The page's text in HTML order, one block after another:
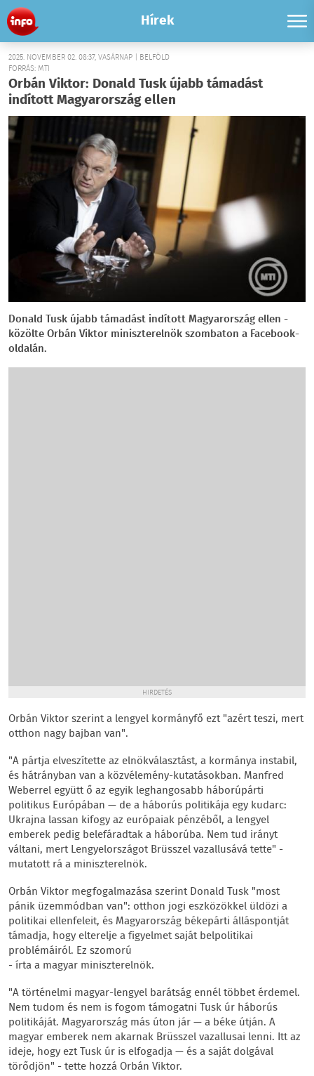
Hírek
2025. NOVEMBER 02. 08:37, VASÁRNAP | BELFÖLD
FORRÁS: MTI
Orbán Viktor: Donald Tusk újabb támadást
indított Magyarország ellen
Donald Tusk újabb támadást indított Magyarország ellen -
közölte Orbán Viktor miniszterelnök szombaton a Facebook-
oldalán.
HIRDETÉS
Orbán Viktor szerint a lengyel kormányfő ezt "azért teszi, mert
otthon nagy bajban van".
"A pártja elveszítette az elnökválasztást, a kormánya instabil,
és hátrányban van a közvélemény-kutatásokban. Manfred
Weberrel együtt ő az egyik leghangosabb háborúpárti
politikus Európában — de a háborús politikája egy kudarc:
Ukrajna lassan kifogy az európaiak pénzéből, a lengyel
emberek pedig belefáradtak a háborúba. Nem tud irányt
váltani, mert Lengyelországot Brüsszel vazallusává tette" -
mutatott rá a miniszterelnök.
Orbán Viktor megfogalmazása szerint Donald Tusk "most
pánik üzemmódban van": otthon jogi eszközökkel üldözi a
politikai ellenfeleit, és Magyarország békepárti álláspontját
támadja, hogy elterelje a figyelmet saját belpolitikai
problémáiról. Ez szomorú
- írta a magyar miniszterelnök.
"A történelmi magyar-lengyel barátság ennél többet érdemel.
Nem tudom és nem is fogom támogatni Tusk úr háborús
politikáját. Magyarország más úton jár — a béke útján. A
magyar emberek nem akarnak Brüsszel vazallusai lenni. Itt az
ideje, hogy ezt Tusk úr is elfogadja — és a saját dolgával
törődjön" - tette hozzá Orbán Viktor.